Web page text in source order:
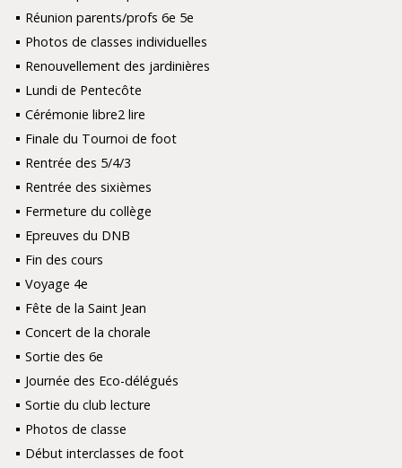
Réunion parents/profs 6e 5e
Photos de classes individuelles
Renouvellement des jardinières
Lundi de Pentecôte
Cérémonie libre2 lire
Finale du Tournoi de foot
Rentrée des 5/4/3
Rentrée des sixièmes
Fermeture du collège
Epreuves du DNB
Fin des cours
Voyage 4e
Fête de la Saint Jean
Concert de la chorale
Sortie des 6e
Journée des Eco-délégués
Sortie du club lecture
Photos de classe
Début interclasses de foot